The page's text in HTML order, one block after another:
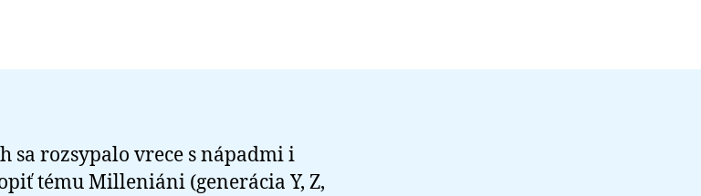
sa rozsypalo vrece s nápadmi i
tému Milleniáni (generácia Y, Z,